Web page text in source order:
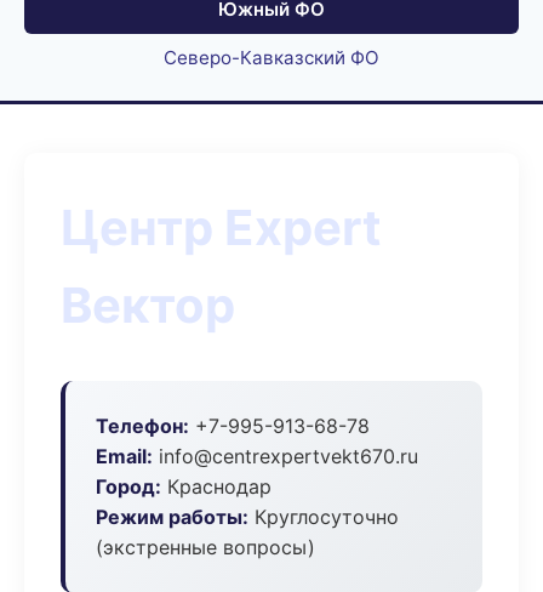
Южный ФО
Северо-Кавказский ФО
Центр Expert
Вектор
Телефон: +7-995-913-68-78
Email: info@centrexpertvekt670.ru
Город: Краснодар
Режим работы: Круглосуточно
(экстренные вопросы)